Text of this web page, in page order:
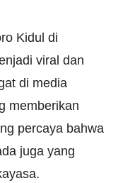
Kidul di
viral dan
di media
memberikan
percaya bahwa
juga yang